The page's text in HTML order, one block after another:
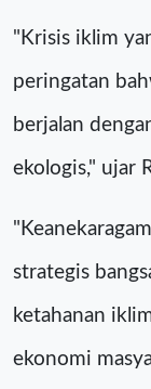
"Krisis iklim
peringatan
berjalan
ekologis," ujar
strategis
ketahanan
ekonomi